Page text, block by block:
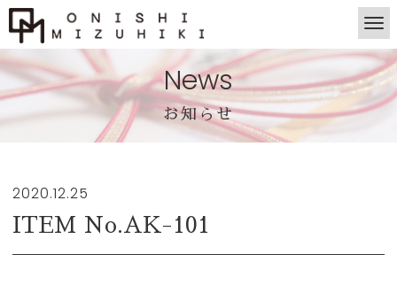
News
お知らせ
2020.12.25
ITEM No.AK-101